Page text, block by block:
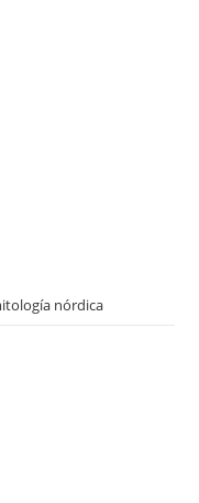
nórdica